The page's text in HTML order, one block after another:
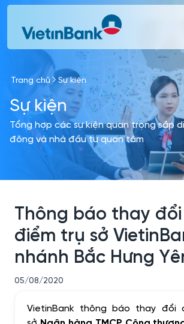
Skip to Main Content
Trang chủ Sự kiện
Sự kiện
Tổng hợp các sự kiện quan trọng sắp
đông và nhà đầu tư quan tâm
Thông báo thay
điểm trụ sở
nhánh Bắc Hưng
05/08/2020
VietinBank thông báo thay đổi